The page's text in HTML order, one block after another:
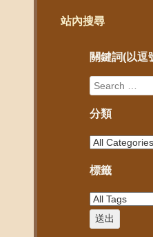
站內搜尋
關鍵詞(以逗
分類
標籤